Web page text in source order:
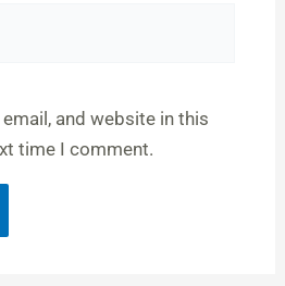
email, and website in this
time I comment.